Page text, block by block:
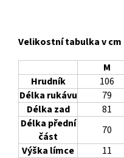
Velikostní tabulka v cm
M
Hrudník
106
Délka rukávu
79
Délka zad
81
Délka přední
část
70
Výška límce
11